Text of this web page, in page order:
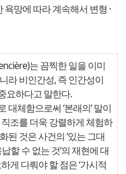
망에 따라 계속해서 변형 ·
는 끔찍한 일을 이미
라 비인간성, 즉 인간성이
요하다고 말한다.
대체함으로써 ‘본래의‘ 말이
조를 더욱 강렬하게 체험하
된 것은 사건의 ‘있는 그대
할 수 없는 것‘의 재현에 대
게 다뤄야 할 점은 ‘가시적